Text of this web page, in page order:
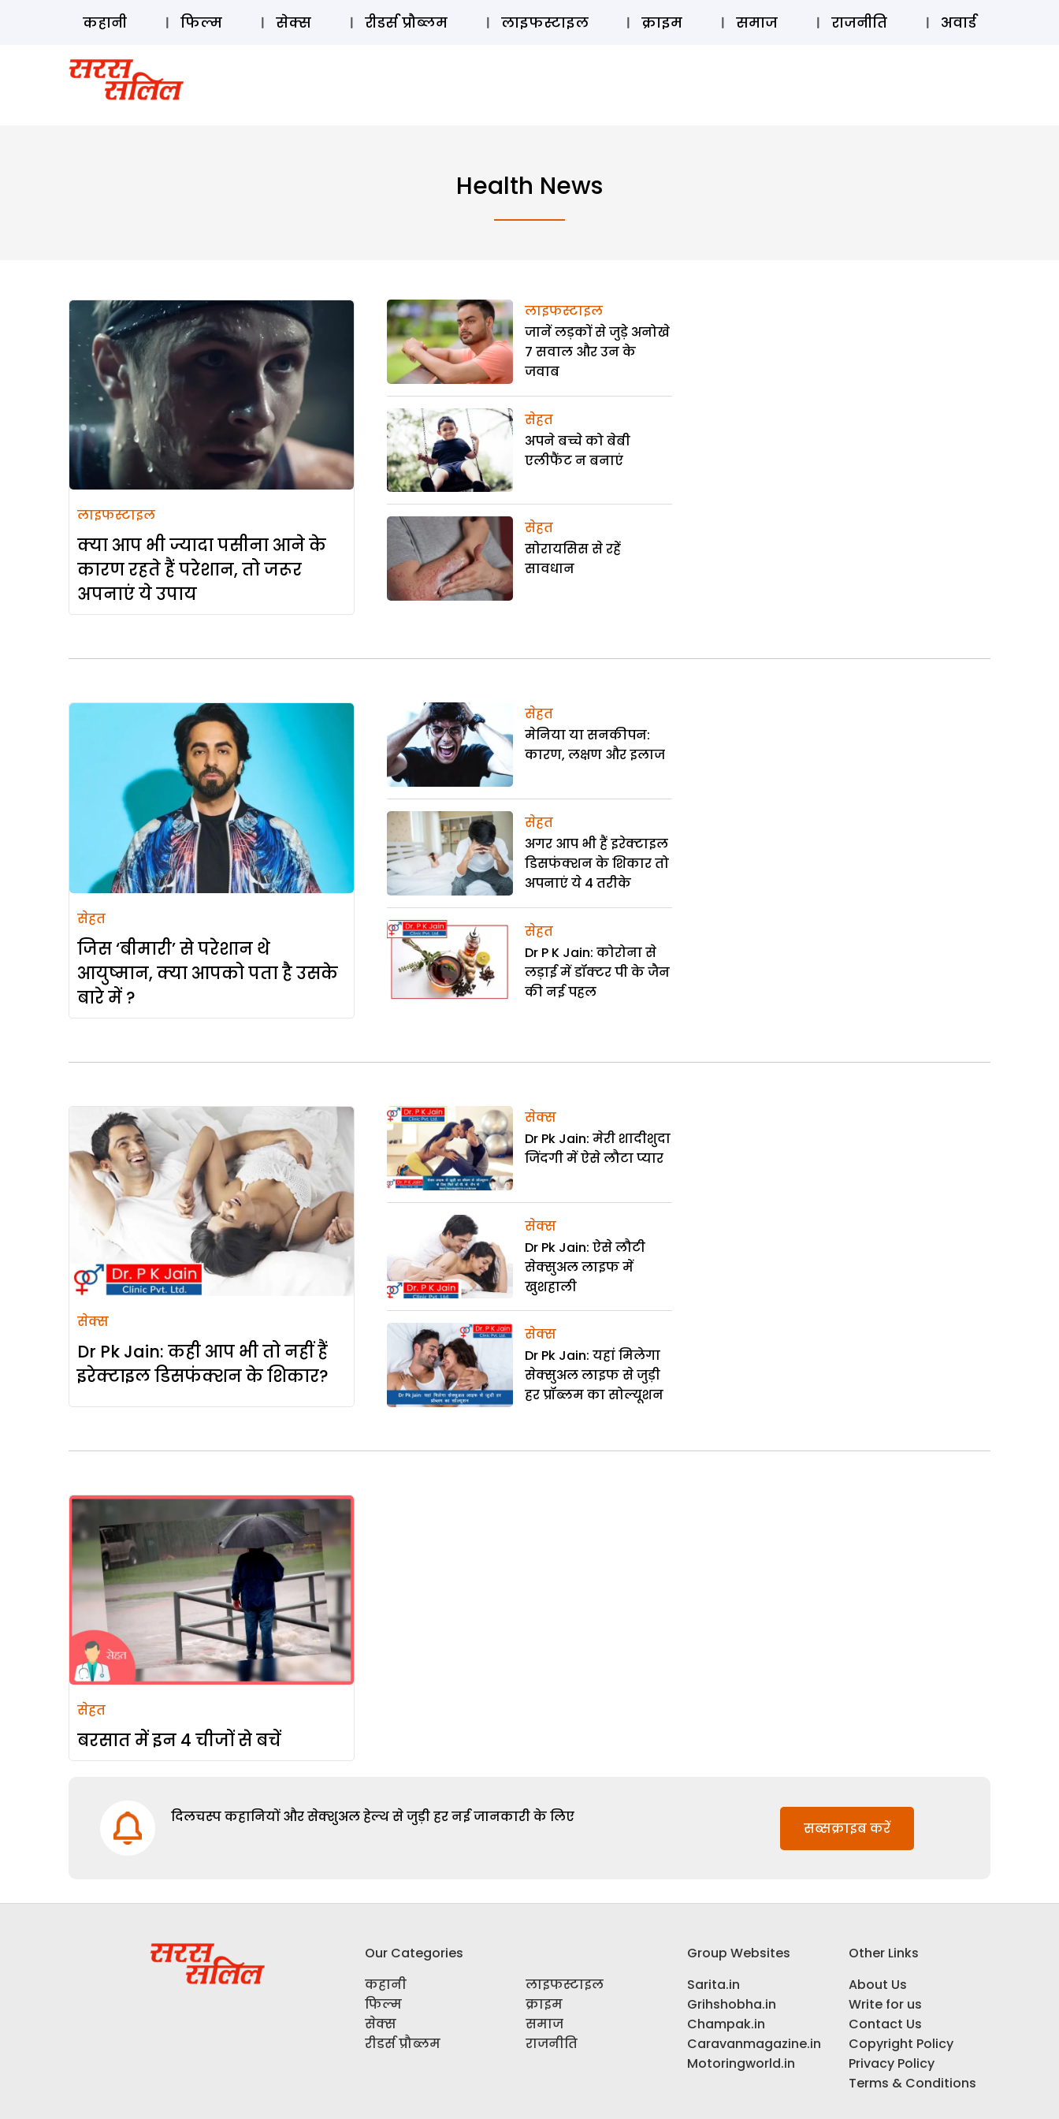
ऑडियो स्टोरी लॉग इन ⚲ SUBSCRIBE
कहानी फिल्म सेक्स रीडर्स प्रौब्लम लाइफस्टाइल क्राइम समाज राजनीति अवार्ड
Health News
लाइफस्टाइल
क्या आप भी ज्यादा पसीना आने के
कारण रहते हैं परेशान, तो जरूर
अपनाएं ये उपाय
लाइफस्टाइल
जानें लड़कों से जुड़े अनोखे
7 सवाल और उन के
जवाब
सेहत
अपने बच्चे को बेबी
एलीफैंट न बनाएं
सेहत
सोरायसिस से रहें
सावधान
सेहत
जिस ‘बीमारी’ से परेशान थे
आयुष्मान, क्या आपको पता है उसके
बारे में ?
सेहत
मेनिया या सनकीपन:
कारण, लक्षण और इलाज
सेहत
अगर आप भी हैं इरेक्टाइल
डिसफंक्शन के शिकार तो
अपनाएं ये 4 तरीके
सेहत
Dr P K Jain: कोरोना से
लड़ाई में डॉक्टर पी के जैन
की नई पहल
सेक्स
Dr Pk Jain: कही आप भी तो नहीं हैं
इरेक्टाइल डिसफंक्शन के शिकार?
सेक्स
Dr Pk Jain: मेरी शादीशुदा
जिंदगी में ऐसे लौटा प्यार
सेक्स
Dr Pk Jain: ऐसे लौटी
सेक्सुअल लाइफ में
खुशहाली
सेक्स
Dr Pk Jain: यहां मिलेगा
सेक्सुअल लाइफ से जुड़ी
हर प्रॉब्लम का सोल्यूशन
सेहत
बरसात में इन 4 चीजों से बचें
दिलचस्प कहानियों और सेक्शुअल हेल्थ से जुड़ी हर नई जानकारी के लिए
सब्सक्राइब करें
Our Categories
कहानी
फिल्म
सेक्स
रीडर्स प्रौब्लम
लाइफस्टाइल
क्राइम
समाज
राजनीति
Group Websites
Sarita.in
Grihshobha.in
Champak.in
Caravanmagazine.in
Motoringworld.in
Other Links
About Us
Write for us
Contact Us
Copyright Policy
Privacy Policy
Terms & Conditions